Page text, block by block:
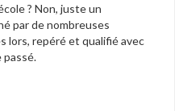
? Non, juste un
par de nombreuses
lors, repéré et qualifié avec
passé.